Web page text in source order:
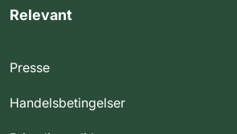
Relevant
Presse
Handelsbetingelser